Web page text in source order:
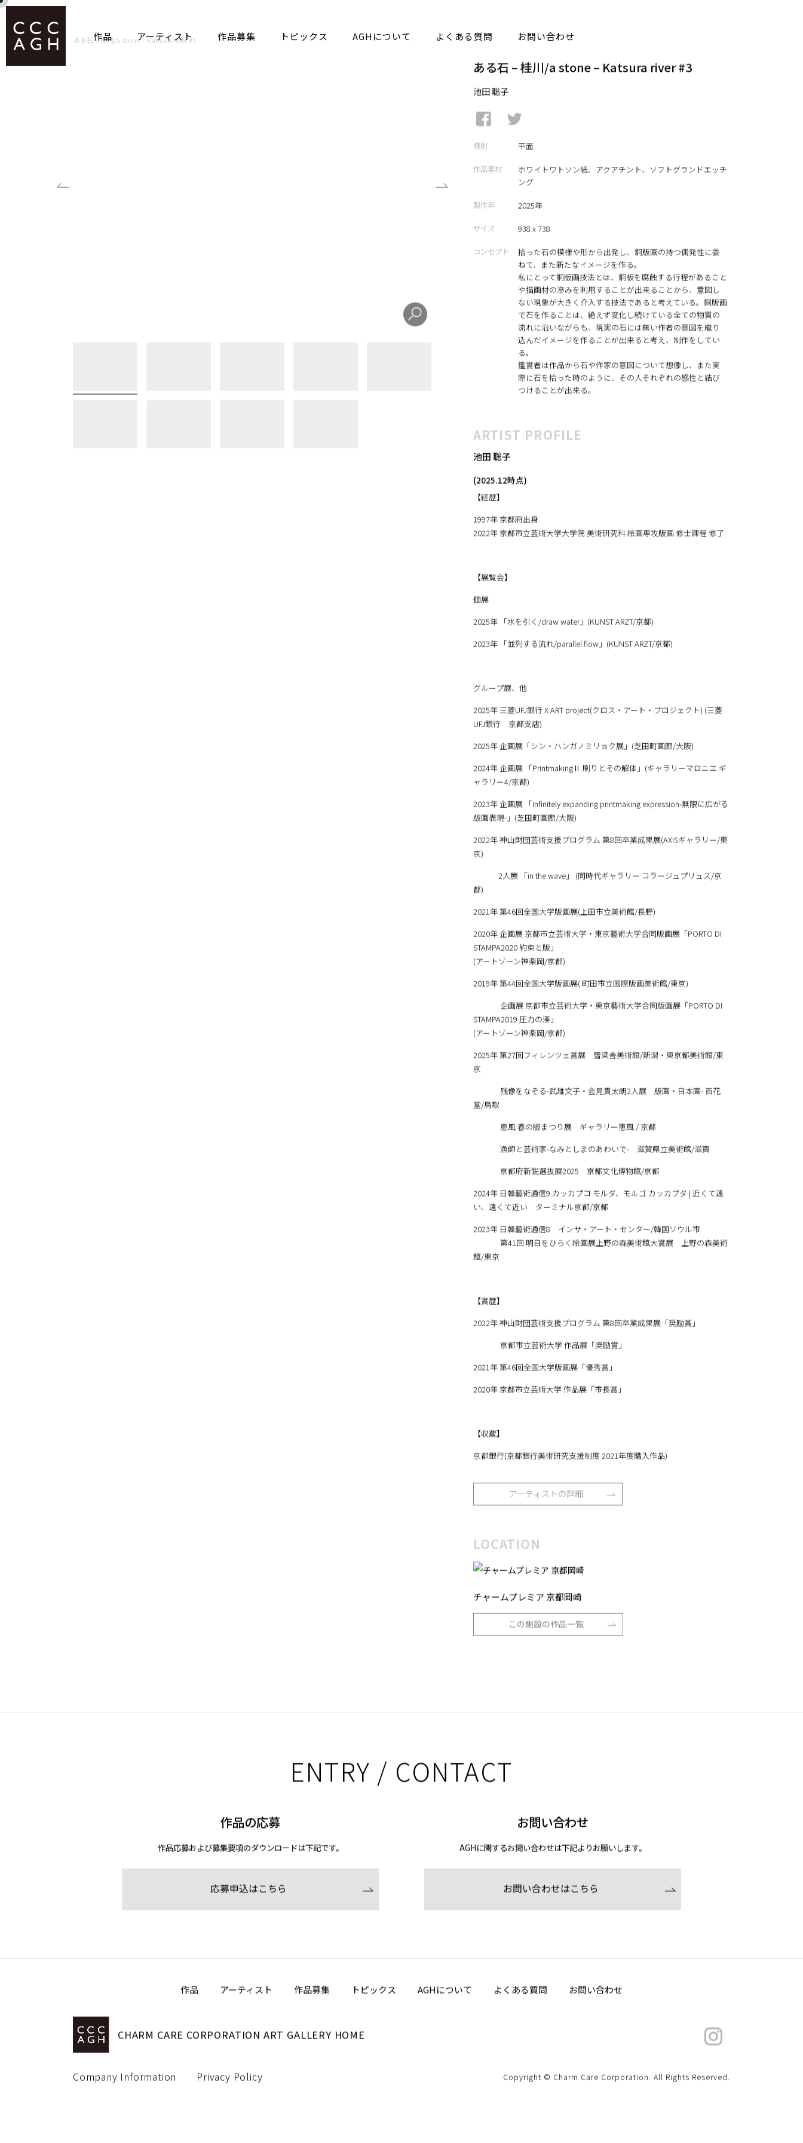
作品 アーティスト 作品募集 トピックス AGHについて よくある質問 お問い合わせ
ある石 – 桂川/a stone – Katsura river #3
池田 聡子
種別 平面
ホワイトワトソン紙、アクアチント、ソフトグランドエッチ
ング
製作年 2025年
サイズ 938 x 738
拾った石の模様や形から出発し、銅版画の持つ偶発性に委
ねて、また新たなイメージを作る。
私にとって銅版画技法とは、銅板を腐蝕する行程があること
や描画材の滲みを利用することが出来ることから、意図し
ない現象が大きく介入する技法であると考えている。銅版画
で石を作ることは、絶えず変化し続けている全ての物質の
流れに沿いながらも、現実の石には無い作者の意図を織り
込んだイメージを作ることが出来ると考え、制作をしてい
る。
鑑賞者は作品から石や作家の意図について想像し、また実
際に石を拾った時のように、その人それぞれの感性と結び
ARTIST PROFILE
池田 聡子
(2025.12時点)
【経歴】
1997年 京都府出身
【展覧会】
個展
2025年 「水を引く/draw water」(KUNST ARZT/京都)
グループ展、他
2025年 三菱UFJ銀行 X ART project(クロス・アート・プロジェクト) (三菱
UFJ銀行 京都支店)
2025年 企画展「シン・ハンガノミリョク展」(芝田町画廊/大阪)
2024年 企画展 「PrintmakingⅡ 刷りとその解体」(ギャラリーマロニエ ギ
ャラリー4/京都)
2023年 企画展 「Infinitely expanding printmaking expression-無限に広がる
版画表現-」(芝田町画廊/大阪)
2022年 神山財団芸術支援プログラム 第8回卒業成果展(AXISギャラリー/東
2人展 「in the wave」 (同時代ギャラリー コラージュプリュス/京
都)
2021年 第46回全国大学版画展(上田市立美術館/長野)
2020年 企画展 京都市立芸術大学・東京藝術大学合同版画展「PORTO DI
STAMPA2020 約束と版」
(アートゾーン神楽岡/京都)
2019年 第44回全国大学版画展( 町田市立国際版画美術館/東京)
企画展 京都市立芸術大学・東京藝術大学合同版画展「PORTO DI
STAMPA2019 圧力の湊」
(アートゾーン神楽岡/京都)
2025年 第27回フィレンツェ賞展 雪梁舎美術館/新潟・東京都美術館/東
残像をなぞる-武雄文子・会見貫太朗2人展 版画・日本画- 百花
恵風 春の版まつり展 ギャラリー恵風 / 京都
漁師と芸術家-なみとしまのあわいで- 滋賀県立美術館/滋賀
京都府新鋭選抜展2025 京都文化博物館/京都
2024年 日韓藝術通信9 カッカプコ モルダ、モルゴ カッカプダ | 近くて遠
い、遠くて近い ターミナル京都/京都
2023年 日韓藝術通信8 インサ・アート・センター/韓国ソウル市
第41回 明日をひらく絵画展上野の森美術館大賞展 上野の森美術
【賞歴】
2022年 神山財団芸術支援プログラム 第8回卒業成果展「奨励賞」
京都市立芸術大学 作品展「奨励賞」
2021年 第46回全国大学版画展「優秀賞」
【収蔵】
LOCATION
チャームプレミア 京都岡崎
ENTRY / CONTACT
作品の応募
作品応募および募集要項のダウンロードは下記です。
応募申込はこちら
お問い合わせ
AGHに関するお問い合わせは下記よりお願いします。
お問い合わせはこちら